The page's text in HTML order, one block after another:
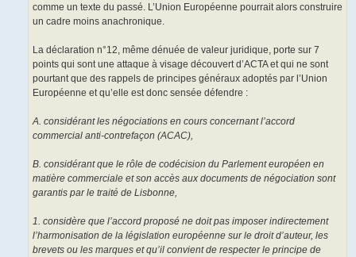
comme un texte du passé. L’Union Européenne pourrait alors construire
un cadre moins anachronique.
La déclaration n°12, même dénuée de valeur juridique, porte sur 7
points qui sont une attaque à visage découvert d’ACTA et qui ne sont
pourtant que des rappels de principes généraux adoptés par l’Union
Européenne et qu’elle est donc sensée défendre :
A. considérant les négociations en cours concernant l’accord
commercial anti-contrefaçon (ACAC),
B. considérant que le rôle de codécision du Parlement européen en
matière commerciale et son accès aux documents de négociation sont
garantis par le traité de Lisbonne,
1. considère que l’accord proposé ne doit pas imposer indirectement
l’harmonisation de la législation européenne sur le droit d’auteur, les
brevets ou les marques et qu’il convient de respecter le principe de